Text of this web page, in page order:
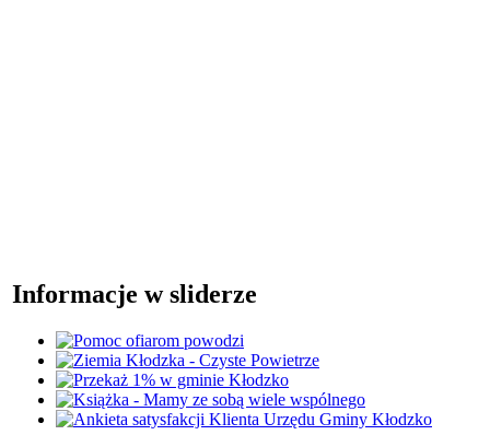
Informacje w sliderze